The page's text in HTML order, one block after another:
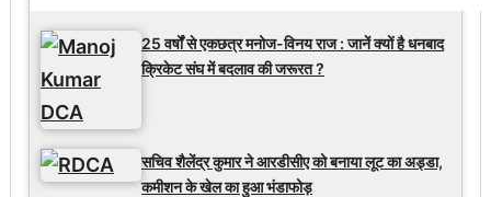
25 वर्षों से एकछत्र मनोज-विनय राज : जानें क्यों है धनबाद
क्रिकेट संघ में बदलाव की जरूरत ?
सचिव शैलेंद्र कुमार ने आरडीसीए को बनाया लूट का अड्डा,
कमीशन के खेल का हुआ भंडाफोड़